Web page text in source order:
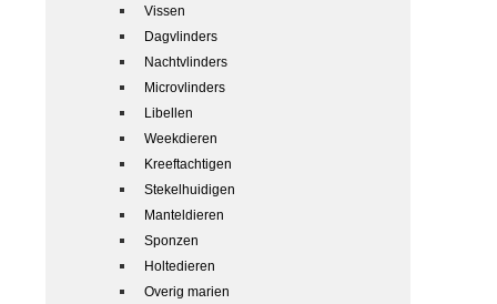
Vissen
Dagvlinders
Nachtvlinders
Microvlinders
Libellen
Weekdieren
Kreeftachtigen
Stekelhuidigen
Manteldieren
Sponzen
Holtedieren
Overig marien